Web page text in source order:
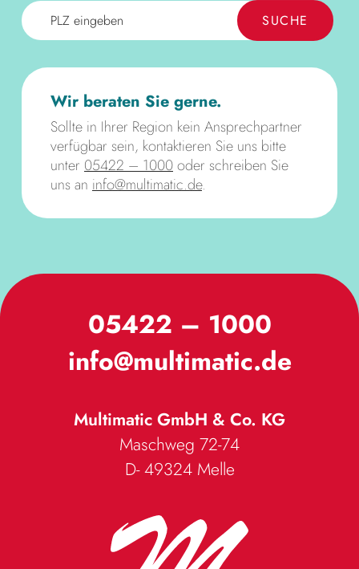
SUCHE
Wir beraten Sie gerne.
Sollte in Ihrer Region kein Ansprechpartner
verfügbar sein, kontaktieren Sie uns bitte
unter 05422 – 1000oder schreiben Sie
uns an info@multimatic.de.
05422 – 1000
info@multimatic.de
Multimatic GmbH & Co. KG
Maschweg 72-74
D- 49324 Melle